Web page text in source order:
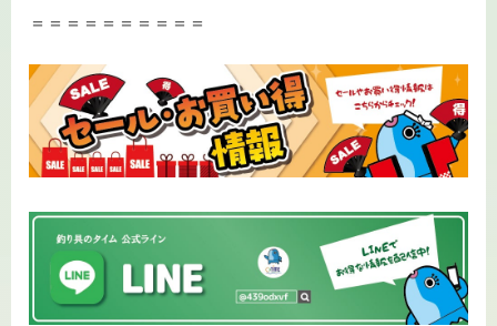
＝＝＝＝＝＝＝＝＝＝